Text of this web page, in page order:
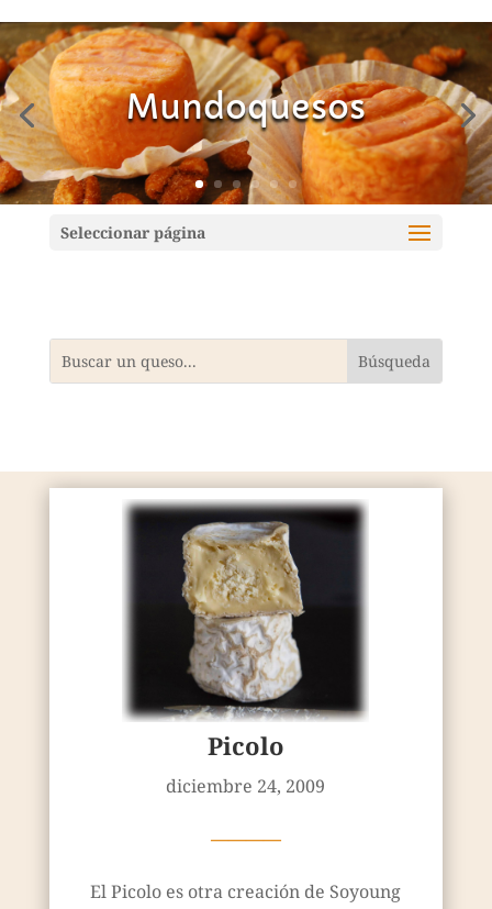
Mundoquesos
Seleccionar página
Picolo
diciembre 24, 2009
————
El Picolo es otra creación de Soyoung